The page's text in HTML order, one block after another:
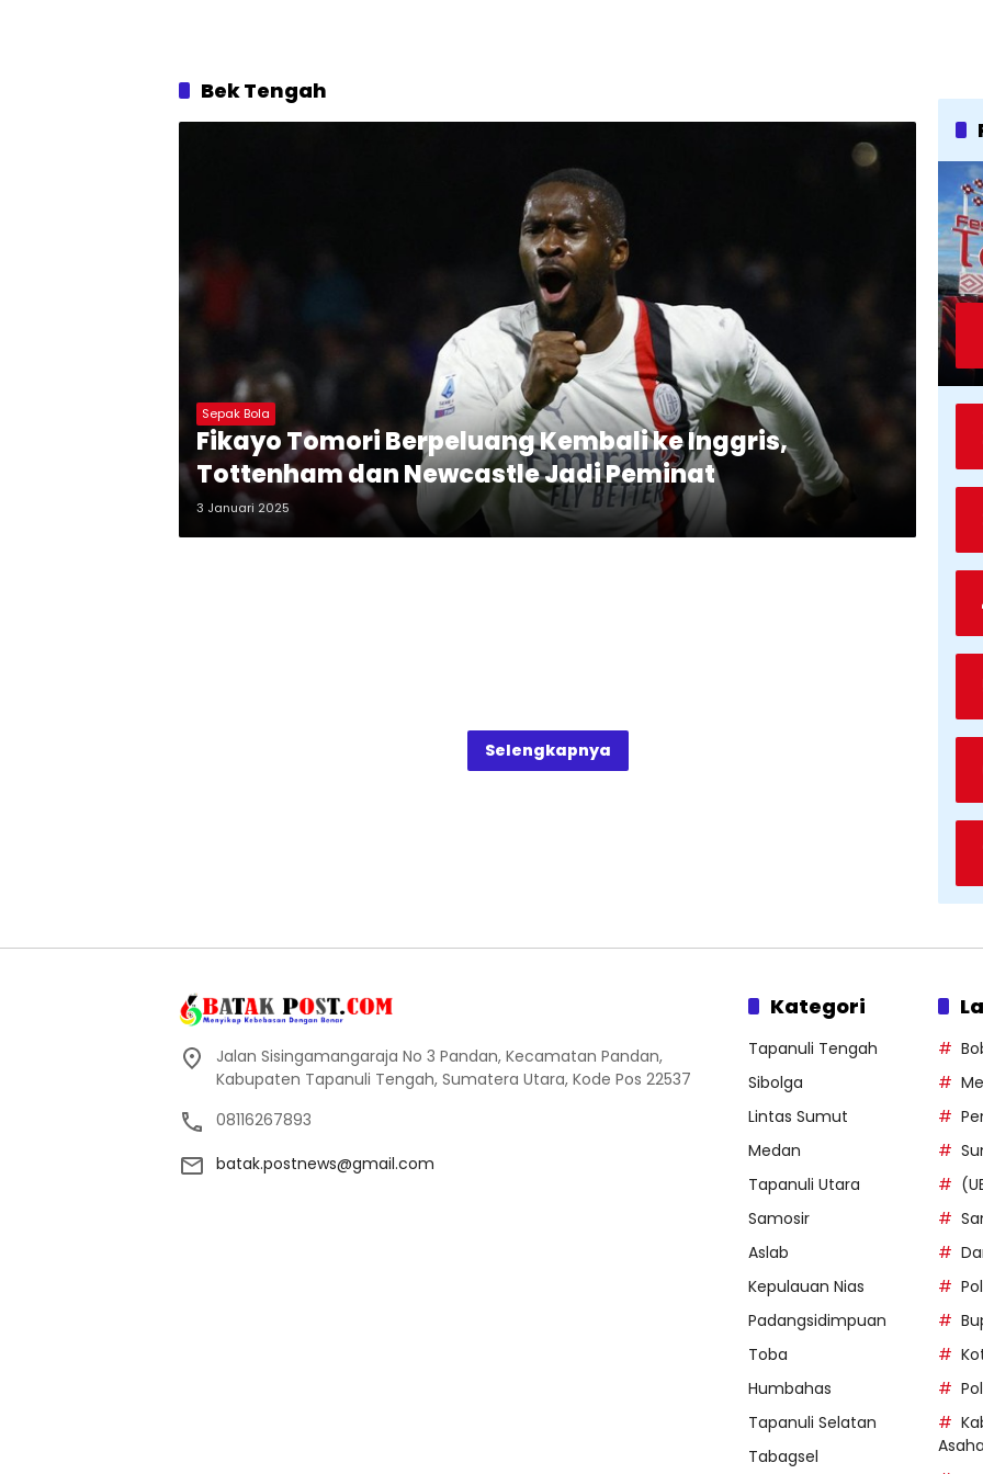
Bek Tengah
Sepak Bola
Fikayo Tomori Berpeluang Kembali ke Inggris,
Tottenham dan Newcastle Jadi Peminat
3 Januari 2025
Selengkapnya
Jalan Sisingamangaraja No 3 Pandan, Kecamatan Pandan,
Kabupaten Tapanuli Tengah, Sumatera Utara, Kode Pos 22537
08116267893
batak.postnews@gmail.com
Kategori
Tapanuli Tengah
Sibolga
Lintas Sumut
Medan
Tapanuli Utara
Samosir
Aslab
Kepulauan Nias
Padangsidimpuan
Toba
Humbahas
Tapanuli Selatan
Tabagsel